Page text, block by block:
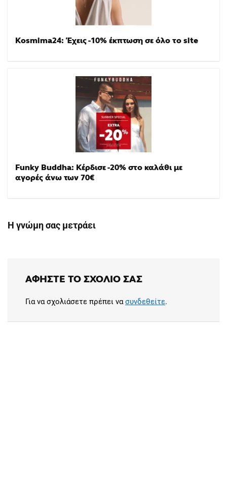
Kosmima24: Έχεις -10% έκπτωση σε όλο το site
Funky Buddha: Κέρδισε -20% στο καλάθι με
αγορές άνω των 70€
Η γνώμη σας μετράει
ΑΦΉΣΤΕ ΤΟ ΣΧΌΛΙΟ ΣΑΣ
Για να σχολιάσετε πρέπει νασυνδεθείτε.